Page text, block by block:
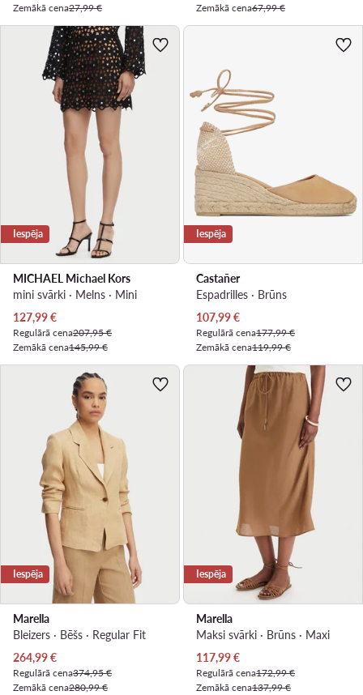
Zemākā cena27,99 €
Zemākā cena67,99 €
Iespēja
MICHAEL Michael Kors
mini svārki · Melns · Mini
Pašreizējā cena
127,99€
Regulārā cena207,95 €
Zemākā cena145,99 €
Iespēja
Castañer
Espadrilles · Brūns
Pašreizējā cena
107,99€
Regulārā cena177,99 €
Zemākā cena119,99 €
Iespēja
Marella
Bleizers · Bēšs · Regular Fit
Pašreizējā cena
264,99€
Regulārā cena374,95 €
Zemākā cena280,99 €
Iespēja
Marella
Maksi svārki · Brūns · Maxi
Pašreizējā cena
117,99€
Regulārā cena172,99 €
Zemākā cena137,99 €